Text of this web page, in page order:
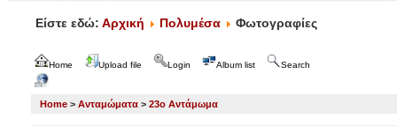
Είστε εδώ: Αρχική Πολυμέσα Φωτογραφίες
Home Upload file Login Album list Search
Home > Ανταμώματα > 23ο Αντάμωμα